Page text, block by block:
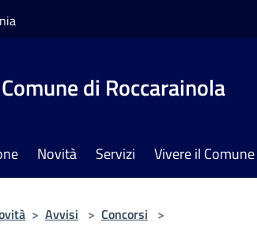
Comune di Roccarainola
Novità Servizi Vivere il Comune
> Avvisi > Concorsi >